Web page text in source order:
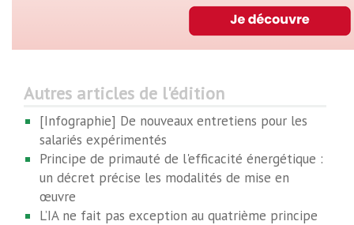
Autres articles de l'édition
[Infographie] De nouveaux entretiens pour les
salariés expérimentés
Principe de primauté de l'efficacité énergétique :
un décret précise les modalités de mise en
œuvre
L’IA ne fait pas exception au quatrième principe